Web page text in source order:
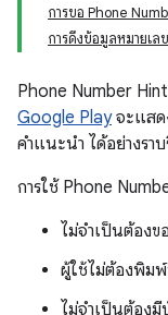
การขอ Phone
การดึงข้อมูลหมายเล
Phone Number
Google Playจะแสด
คำแนะนำ ได้อย่างรา
การใช้ Phone
ไม่จำเป็นต้องข
ผู้ใช้ไม่ต้องพิม
ไม่จำเป็นต้อง